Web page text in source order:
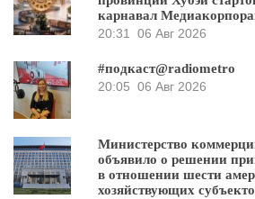
карнавал
20:31
06 Авг 2026
#подкаст@radiometro
20:05 06 Авг 2026
Министерство
объявило о решении
в отношении шести
хозяйствующих